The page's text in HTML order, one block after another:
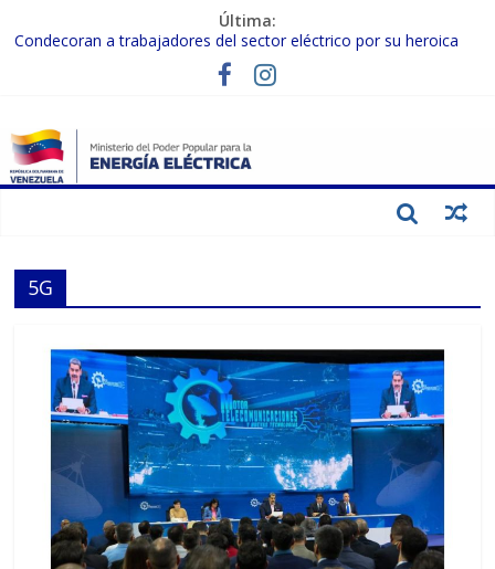
Última:
Condecoran a trabajadores del sector eléctrico por su heroica
labor tras el doble sismo del 24-J
Gobierno Nacional coordina acciones con el sector privado para
Inspeccionan trabajos de rehabilitación en instalaciones del SEN
en Carabobo
Gobierno Nacional activa plan preventivo para fortalecer el SEN
5G